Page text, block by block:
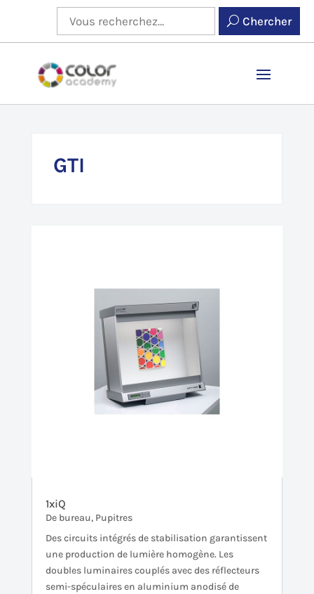
Chercher
GTI
1xiQ
De bureau, Pupitres
Des circuits intégrés de stabilisation garantissent
une production de lumière homogène. Les
doubles luminaires couplés avec des réflecteurs
semi-spéculaires en aluminium anodisé de